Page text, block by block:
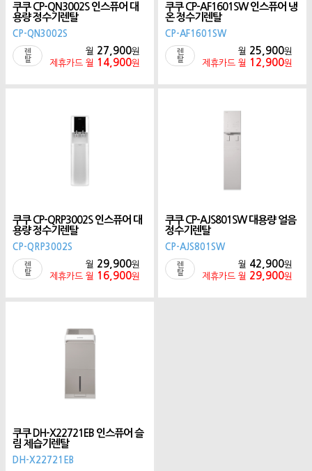
쿠쿠 CP-QN3002S 인스퓨어 대
용량 정수기렌탈
CP-QN3002S
렌
탈
월 27,900원
제휴카드 월
14,900원
쿠쿠 CP-AF1601SW 인스퓨어 냉
온 정수기렌탈
CP-AF1601SW
렌
탈
월 25,900원
제휴카드 월
12,900원
쿠쿠 CP-QRP3002S 인스퓨어 대
용량 정수기렌탈
CP-QRP3002S
렌
탈
월 29,900원
제휴카드 월
16,900원
쿠쿠 CP-AJS801SW 대용량 얼음
정수기렌탈
CP-AJS801SW
렌
탈
월 42,900원
제휴카드 월 29,900원
쿠쿠 DH-X22721EB 인스퓨어 슬
림 제습기렌탈
DH-X22721EB